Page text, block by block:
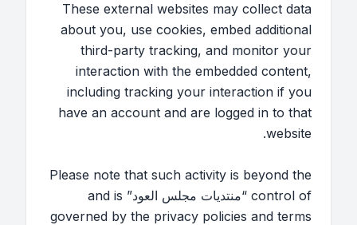
These external websites may collect data
about you, use cookies, embed additional
third-party tracking, and monitor your
interaction with the embedded content,
including tracking your interaction if you
have an account and are logged in to that
website.
Please note that such activity is beyond the
control of “منتديات مجلس العود” and is
governed by the privacy policies and terms